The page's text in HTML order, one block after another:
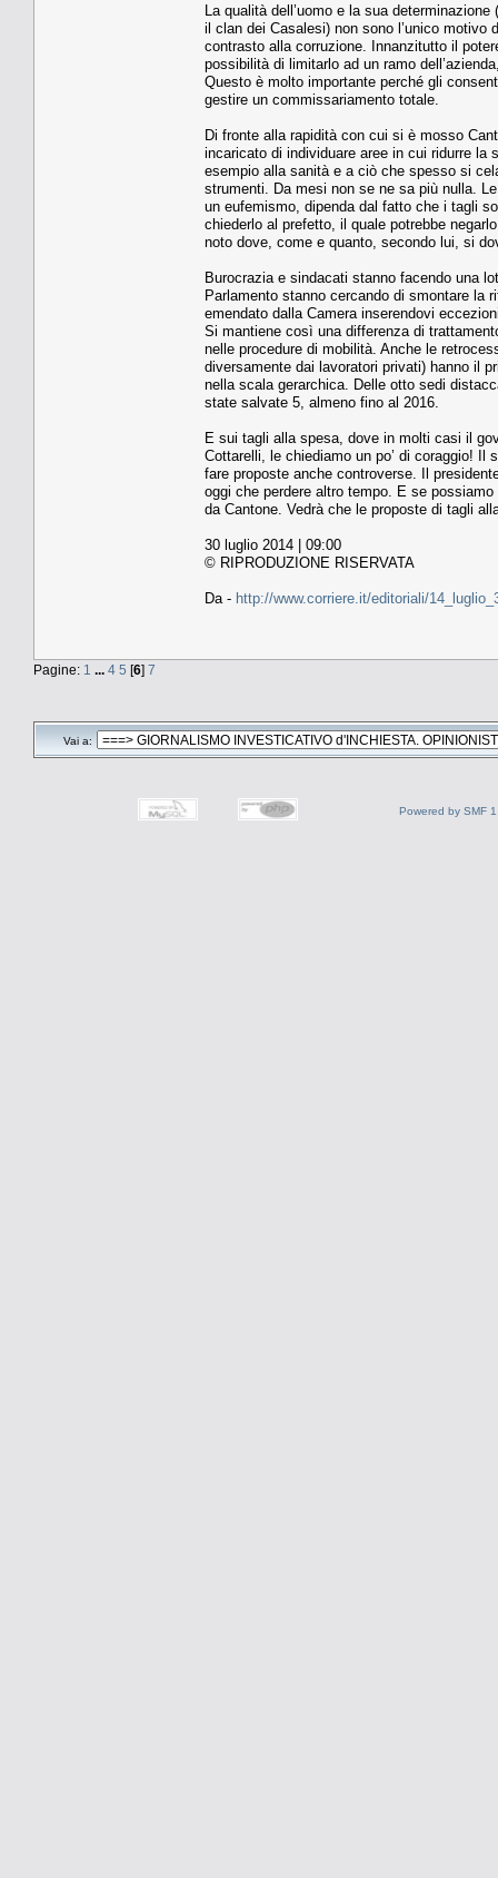
La qualità dell’uomo e la sua
il clan dei Casalesi) non sono l’unico
contrasto alla corruzione. Innanzitutto il
possibilità di limitarlo ad un ramo
Questo è molto importante perché gli
gestire un commissariamento totale.
Di fronte alla rapidità con cui si è mosso
incaricato di individuare aree in cui ridurre
esempio alla sanità e a ciò che spesso si
strumenti. Da mesi non se ne sa più nulla.
un eufemismo, dipenda dal fatto che i tagli
chiederlo al prefetto, il quale potrebbe
noto dove, come e quanto, secondo lui, si
Burocrazia e sindacati stanno facendo una
Parlamento stanno cercando di smontare la
emendato dalla Camera inserendovi
Si mantiene così una differenza di
nelle procedure di mobilità. Anche le
diversamente dai lavoratori privati) hanno il
nella scala gerarchica. Delle otto sedi
state salvate 5, almeno fino al 2016.
E sui tagli alla spesa, dove in molti casi il
Cottarelli, le chiediamo un po’ di coraggio! Il
fare proposte anche controverse. Il
oggi che perdere altro tempo. E se
da Cantone. Vedrà che le proposte di tagli
30 luglio 2014 | 09:00
© RIPRODUZIONE RISERVATA
Da - http://www.corriere.it/editoriali/
Pagine: 1 ... 4 5 [6] 7
Vai a:
Powered by SMF